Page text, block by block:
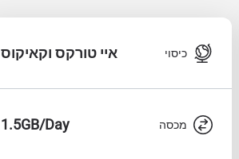
כיסוי איי טורקס וקאיקוס
מכסה 1.5GB/Day